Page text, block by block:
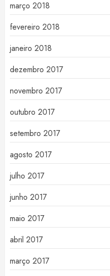
março 2018
fevereiro 2018
janeiro 2018
dezembro 2017
novembro 2017
outubro 2017
setembro 2017
agosto 2017
julho 2017
junho 2017
maio 2017
abril 2017
março 2017